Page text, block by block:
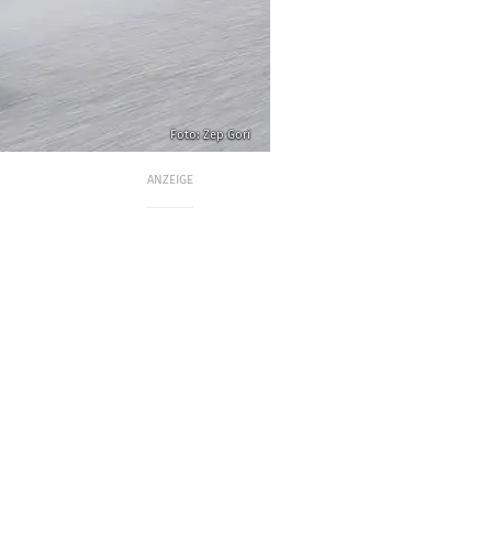
Foto: Zep Gori
ANZEIGE